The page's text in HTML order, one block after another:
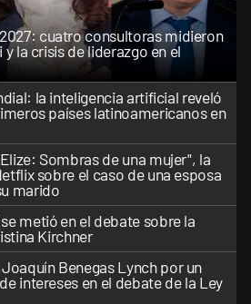
cuatro consultoras midieron
la crisis de liderazgo en el
la inteligencia artificial reveló
países latinoamericanos en
Sombras de una mujer", la
sobre el caso de una esposa
marido
metió en el debate sobre la
Kirchner
Benegas Lynch por un
intereses en el debate de la Ley